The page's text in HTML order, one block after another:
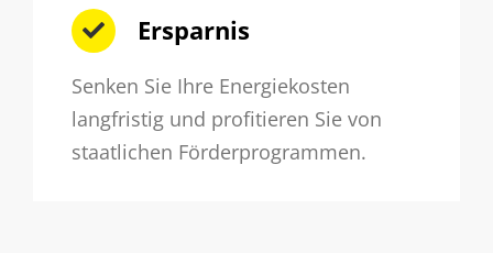
Ersparnis
Senken Sie Ihre Energiekosten
langfristig und profitieren Sie von
staatlichen Förderprogrammen.